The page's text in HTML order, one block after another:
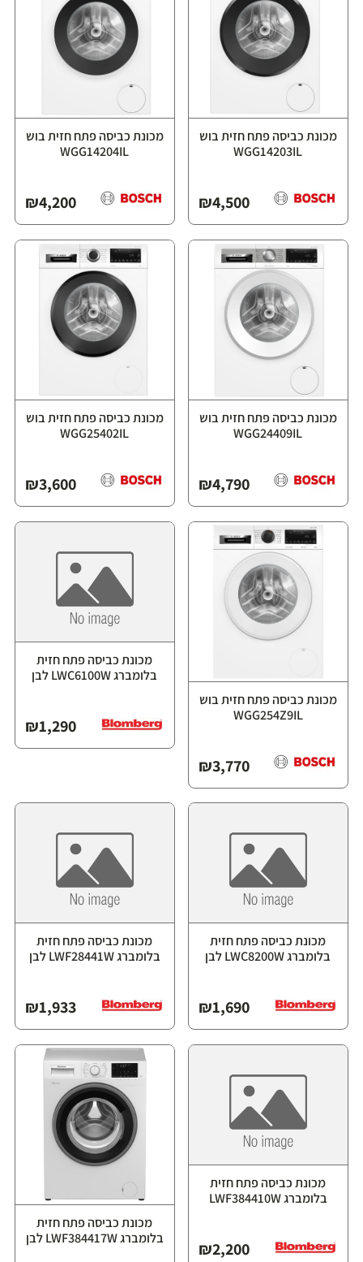
מכונת כביסה פתח חזית בוש
WGG14203IL
₪4,500
מכונת כביסה פתח חזית בוש
WGG14204IL
₪4,200
מכונת כביסה פתח חזית בוש
WGG24409IL
₪4,790
מכונת כביסה פתח חזית בוש
WGG25402IL
₪3,600
מכונת כביסה פתח חזית בוש
WGG254Z9IL
₪3,770
מכונת כביסה פתח חזית
בלומברג LWC6100W לבן
₪1,290
מכונת כביסה פתח חזית
בלומברג LWC8200W לבן
₪1,690
מכונת כביסה פתח חזית
בלומברג LWF28441W לבן
₪1,933
מכונת כביסה פתח חזית
בלומברג LWF384410W
₪2,200
מכונת כביסה פתח חזית
בלומברג LWF384417W לבן